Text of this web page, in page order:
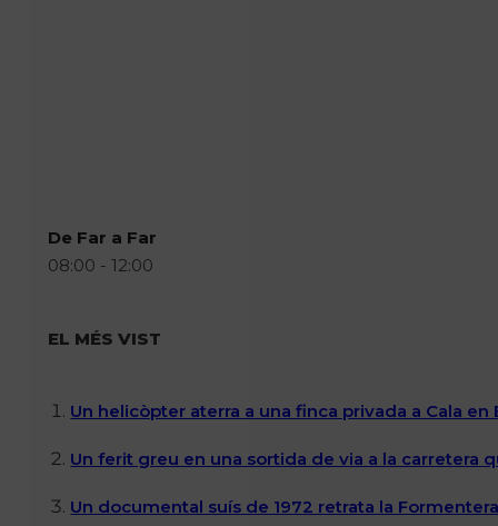
De Far a Far
08:00 - 12:00
EL MÉS VIST
Un helicòpter aterra a una finca privada a Cala
Un ferit greu en una sortida de via a la carretera
Un documental suís de 1972 retrata la